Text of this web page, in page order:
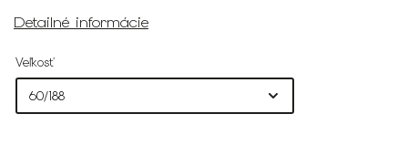
Detailné informácie
Veľkosť